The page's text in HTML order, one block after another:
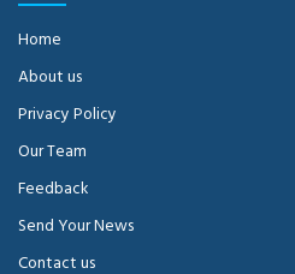
Home
About us
Privacy Policy
Our Team
Feedback
Send Your News
Contact us